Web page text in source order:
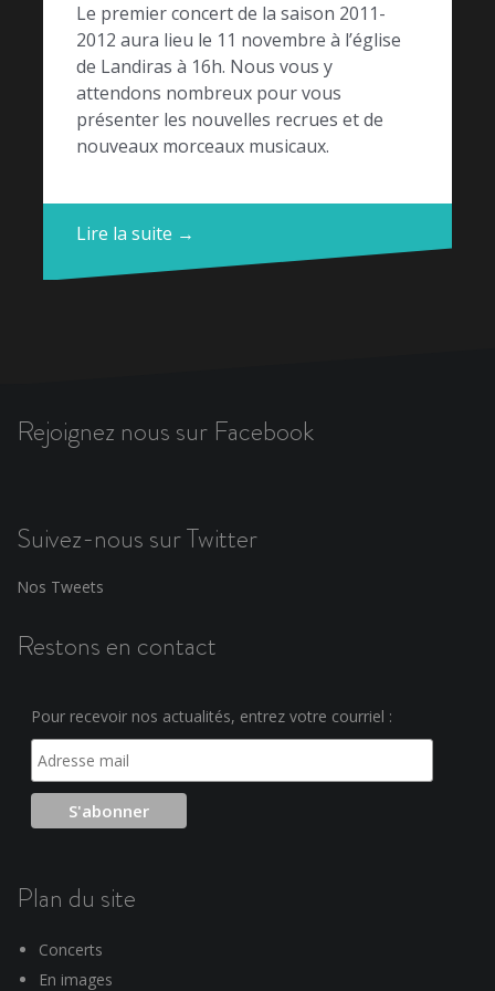
Le premier concert de la saison 2011-
2012 aura lieu le 11 novembre à l’église
de Landiras à 16h. Nous vous y
attendons nombreux pour vous
présenter les nouvelles recrues et de
nouveaux morceaux musicaux.
Lire la suite →
Rejoignez nous sur Facebook
Suivez-nous sur Twitter
Nos Tweets
Restons en contact
Pour recevoir nos actualités, entrez votre courriel :
Plan du site
Concerts
En images